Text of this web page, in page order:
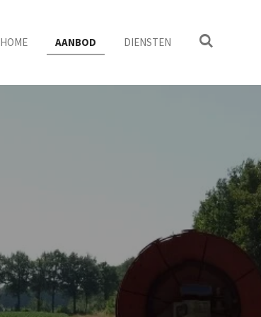
HOME AANBOD DIENSTEN